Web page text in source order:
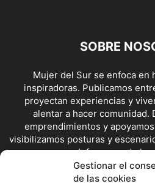
SOBRE
Mujer del Sur se enfoca en
inspiradoras. Publicamos
proyectan experiencias y
alentar a hacer comunidad.
emprendimientos y
visibilizamos posturas y
defensoras de
Contáctanos:
Gestionar el
de las cookies